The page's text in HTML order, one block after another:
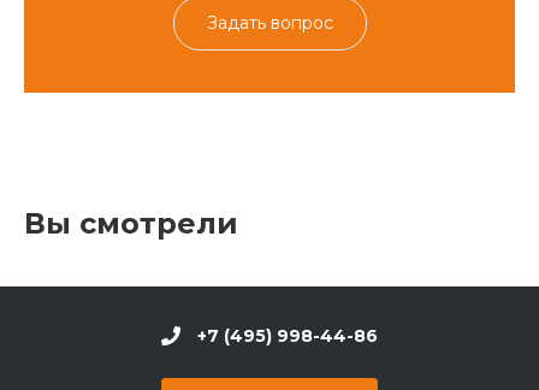
Задать вопрос
Вы смотрели
+7 (495) 998-44-86